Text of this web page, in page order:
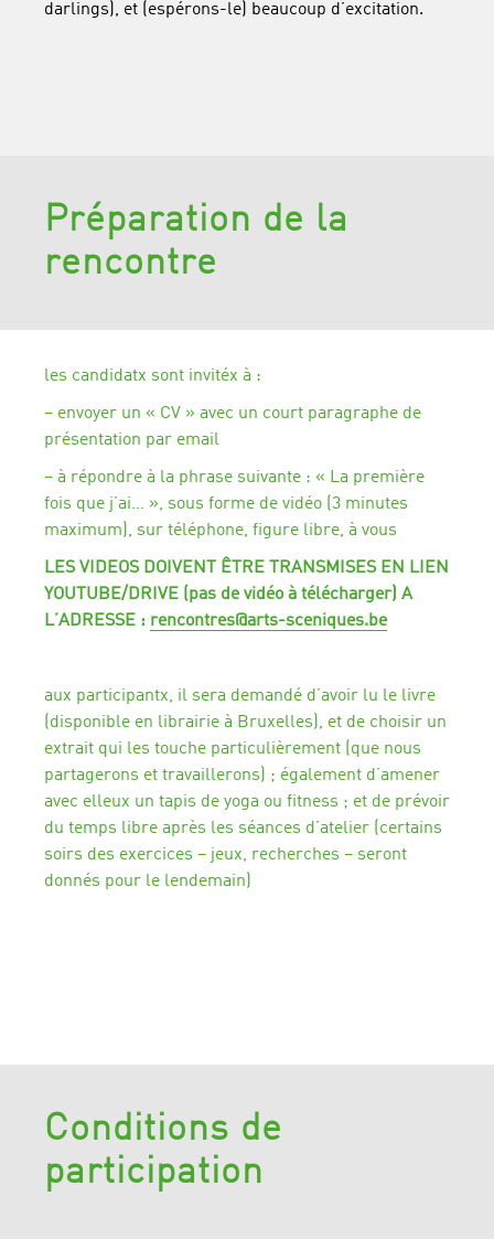
darlings), et (espérons-le) beaucoup d’excitation.
Préparation de la
rencontre
les candidatx sont invitéx à :
– envoyer un « CV » avec un court paragraphe de
présentation par email
– à répondre à la phrase suivante : « La première
fois que j’ai… », sous forme de vidéo (3 minutes
maximum), sur téléphone, figure libre, à vous
LES VIDEOS DOIVENT ÊTRE TRANSMISES EN LIEN
YOUTUBE/DRIVE (pas de vidéo à télécharger) A
L’ADRESSE : rencontres@arts-sceniques.be
aux participantx, il sera demandé d’avoir lu le livre
(disponible en librairie à Bruxelles), et de choisir un
extrait qui les touche particulièrement (que nous
partagerons et travaillerons) ; également d’amener
avec elleux un tapis de yoga ou fitness ; et de prévoir
du temps libre après les séances d’atelier (certains
soirs des exercices – jeux, recherches – seront
donnés pour le lendemain)
Conditions de
participation